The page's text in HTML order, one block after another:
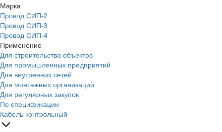
Марка
Провод СИП-2
Провод СИП-3
Провод СИП-4
Применение
Для строительства объектов
Для промышленных предприятий
Для внутренних сетей
Для монтажных организаций
Для регулярных закупок
По спецификации
Кабель контрольный